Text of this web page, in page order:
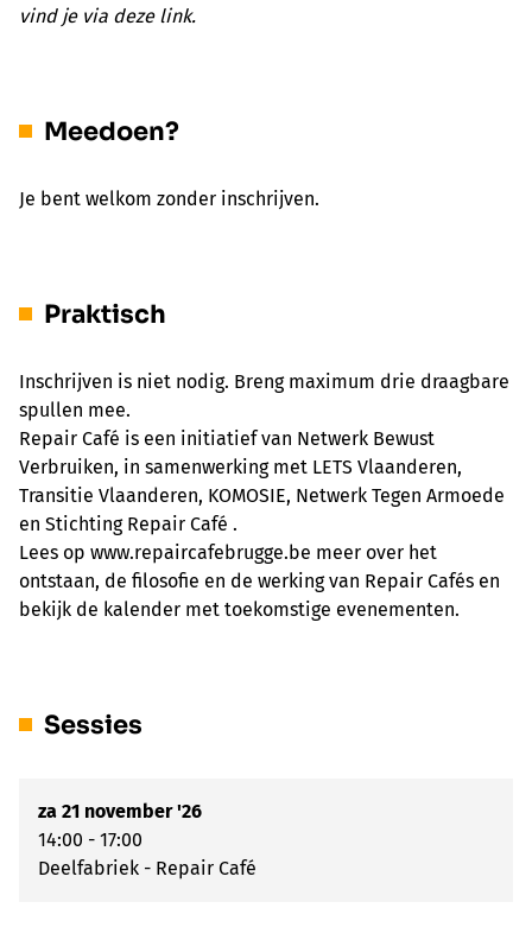
vind je via deze link.
Meedoen?
Je bent welkom zonder inschrijven.
Praktisch
Inschrijven is niet nodig. Breng maximum drie draagbare
spullen mee.
Repair Café is een initiatief van Netwerk Bewust
Verbruiken, in samenwerking met LETS Vlaanderen,
Transitie Vlaanderen, KOMOSIE, Netwerk Tegen Armoede
en Stichting Repair Café .
Lees op www.repaircafebrugge.be meer over het
ontstaan, de filosofie en de werking van Repair Cafés en
bekijk de kalender met toekomstige evenementen.
Sessies
za 21 november '26
14:00 - 17:00
Deelfabriek - Repair Café